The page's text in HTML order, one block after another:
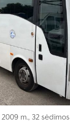
m., 32 sėdimos